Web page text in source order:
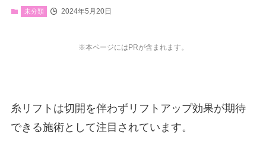
未分類 2024年5月20日
※本ページにはPRが含まれます。
糸リフトは切開を伴わずリフトアップ効果が期待
できる施術として注目されています。